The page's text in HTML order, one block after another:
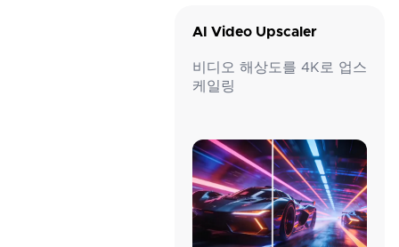
AI Video Upscaler
비디오 해상도를 4K로 업스
케일링